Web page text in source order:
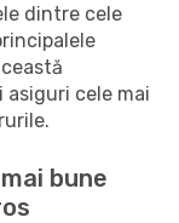
dintre cele
cele mai
bune